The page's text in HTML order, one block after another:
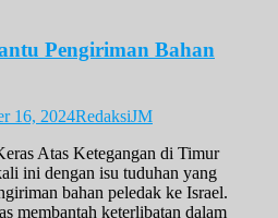
Pengiriman Bahan
16, 2024RedaksiJM
Atas Ketegangan di Timur
ini dengan isu tuduhan yang
bahan peledak ke Israel.
membantah keterlibatan dalam